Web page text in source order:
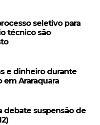
seletivo para
técnico são
e dinheiro durante
em Araraquara
debate suspensão de